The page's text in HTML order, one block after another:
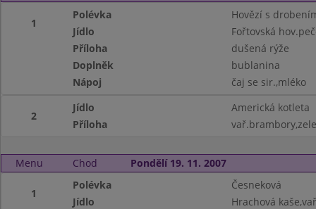
1
Polévka
Hovězí s
Jídlo
Fořtovská
Příloha
dušená rýže
Doplněk
bublanina
Nápoj
čaj se sir.,mléko
2
Jídlo
Americká kotleta
Příloha
Menu Chod Pondělí 19. 11. 2007
1
Polévka
Česneková
Jídlo
Hrachová